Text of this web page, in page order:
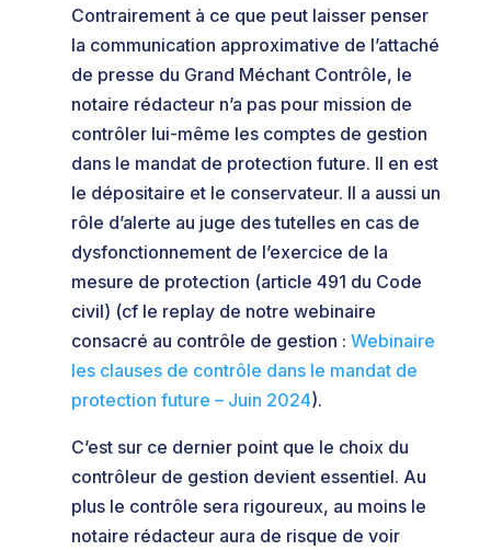
Contrairement à ce que peut laisser penser
la communication approximative de l’attaché
de presse du Grand Méchant Contrôle, le
notaire rédacteur n’a pas pour mission de
contrôler lui-même les comptes de gestion
dans le mandat de protection future. Il en est
le dépositaire et le conservateur. Il a aussi un
rôle d’alerte au juge des tutelles en cas de
dysfonctionnement de l’exercice de la
mesure de protection (article 491 du Code
civil) (cf le replay de notre webinaire
consacré au contrôle de gestion : Webinaire
les clauses de contrôle dans le mandat de
protection future – Juin 2024).
C’est sur ce dernier point que le choix du
contrôleur de gestion devient essentiel. Au
plus le contrôle sera rigoureux, au moins le
notaire rédacteur aura de risque de voir